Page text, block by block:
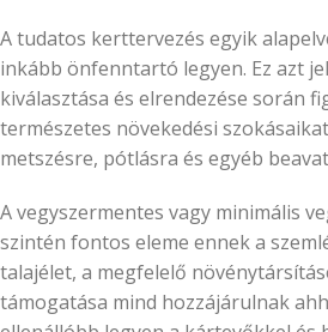
A tudatos kerttervezés egyik
inkább önfenntartó legyen. Ez azt
kiválasztása és elrendezése során
természetes növekedési
metszésre, pótlásra és egyéb
A vegyszermentes vagy minimális
szintén fontos eleme ennek a
talajélet, a megfelelő
támogatása mind hozzájárulnak